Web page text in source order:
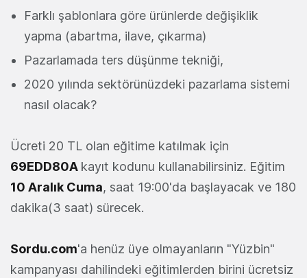
Farklı şablonlara göre ürünlerde değişiklik
yapma (abartma, ilave, çıkarma)
Pazarlamada ters düşünme tekniği,
2020 yılında sektörünüzdeki pazarlama sistemi
nasıl olacak?
Ücreti 20 TL olan eğitime katılmak için
69EDD80A kayıt kodunu kullanabilirsiniz. Eğitim
10 Aralık Cuma, saat 19:00'da başlayacak ve 180
dakika(3 saat) sürecek.
Sordu.com'a henüz üye olmayanların "Yüzbin"
kampanyası dahilindeki eğitimlerden birini ücretsiz